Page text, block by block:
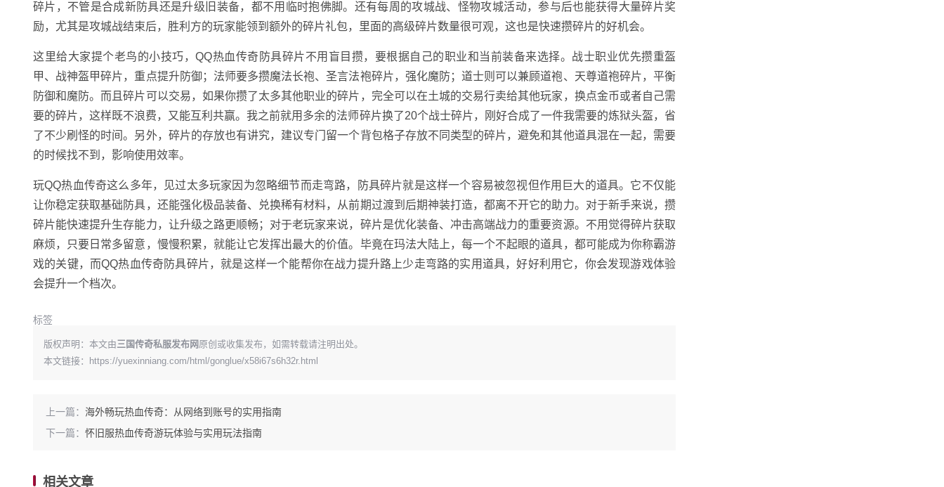
碎片，不管是合成新防具还是升级旧装备，都不用临时抱佛脚。还有每周的攻城战、怪物攻城活动，参与后也能获得大量碎片奖
励，尤其是攻城战结束后，胜利方的玩家能领到额外的碎片礼包，里面的高级碎片数量很可观，这也是快速攒碎片的好机会。
这里给大家提个老鸟的小技巧，QQ热血传奇防具碎片不用盲目攒，要根据自己的职业和当前装备来选择。战士职业优先攒重盔
甲、战神盔甲碎片，重点提升防御；法师要多攒魔法长袍、圣言法袍碎片，强化魔防；道士则可以兼顾道袍、天尊道袍碎片，平衡
防御和魔防。而且碎片可以交易，如果你攒了太多其他职业的碎片，完全可以在土城的交易行卖给其他玩家，换点金币或者自己需
要的碎片，这样既不浪费，又能互利共赢。我之前就用多余的法师碎片换了20个战士碎片，刚好合成了一件我需要的炼狱头盔，省
了不少刷怪的时间。另外，碎片的存放也有讲究，建议专门留一个背包格子存放不同类型的碎片，避免和其他道具混在一起，需要
的时候找不到，影响使用效率。
玩QQ热血传奇这么多年，见过太多玩家因为忽略细节而走弯路，防具碎片就是这样一个容易被忽视但作用巨大的道具。它不仅能
让你稳定获取基础防具，还能强化极品装备、兑换稀有材料，从前期过渡到后期神装打造，都离不开它的助力。对于新手来说，攒
碎片能快速提升生存能力，让升级之路更顺畅；对于老玩家来说，碎片是优化装备、冲击高端战力的重要资源。不用觉得碎片获取
麻烦，只要日常多留意，慢慢积累，就能让它发挥出最大的价值。毕竟在玛法大陆上，每一个不起眼的道具，都可能成为你称霸游
戏的关键，而QQ热血传奇防具碎片，就是这样一个能帮你在战力提升路上少走弯路的实用道具，好好利用它，你会发现游戏体验
会提升一个档次。
标签
版权声明：本文由三国传奇私服发布网 原创或收集发布，如需转载请注明出处。
本文链接：
https://yuexinniang.com/html/gonglue/x58i67s6h32r.html
上一篇： 海外畅玩热血传奇：从网络到账号的实用指南
下一篇： 怀旧服热血传奇游玩体验与实用玩法指南
相关文章